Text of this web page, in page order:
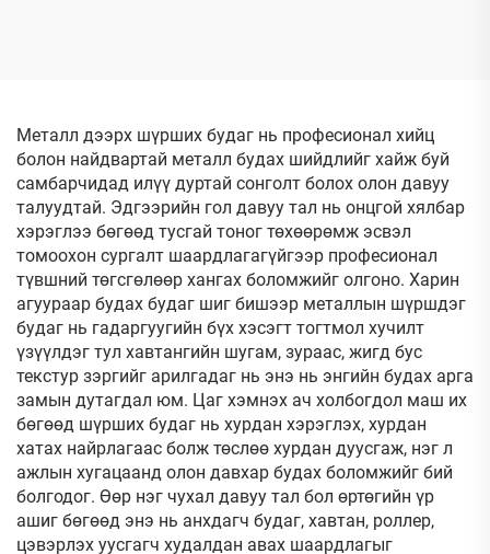
Металл дээрх шүрших будаг нь професионал хийц
болон найдвартай металл будах шийдлийг хайж буй
самбарчидад илүү дуртай сонголт болох олон давуу
талуудтай. Эдгээрийн гол давуу тал нь онцгой хялбар
хэрэглээ бөгөөд тусгай тоног төхөөрөмж эсвэл
томоохон сургалт шаардлагагүйгээр професионал
түвшний төгсгөлөөр хангах боломжийг олгоно. Харин
агуураар будах будаг шиг бишээр металлын шүршдэг
будаг нь гадаргуугийн бүх хэсэгт тогтмол хучилт
үзүүлдэг тул хавтангийн шугам, зураас, жигд бус
текстур зэргийг арилгадаг нь энэ нь энгийн будах арга
замын дутагдал юм. Цаг хэмнэх ач холбогдол маш их
бөгөөд шүрших будаг нь хурдан хэрэглэх, хурдан
хатах найрлагаас болж төслөө хурдан дуусгаж, нэг л
ажлын хугацаанд олон давхар будах боломжийг бий
болгодог. Өөр нэг чухал давуу тал бол өртөгийн үр
ашиг бөгөөд энэ нь анхдагч будаг, хавтан, роллер,
цэвэрлэх уусгагч худалдан авах шаардлагыг